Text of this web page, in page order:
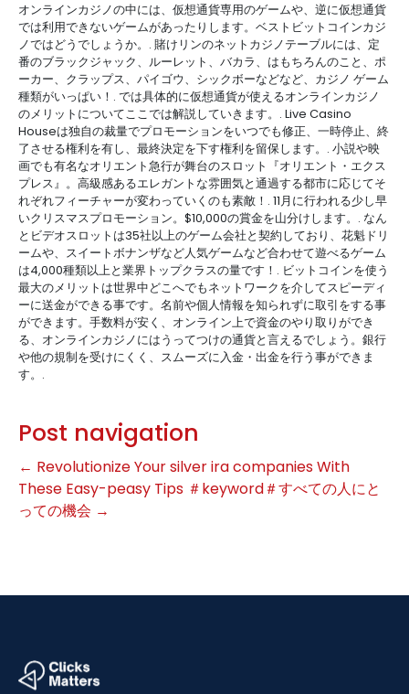
オンラインカジノの中には、仮想通貨専用のゲームや、逆に仮想通貨
では利用できないゲームがあったりします。ベストビットコインカジ
ノではどうでしょうか。. 賭けリンのネットカジノテーブルには、定
番のブラックジャック、ルーレット、バカラ、はもちろんのこと、ポ
ーカー、クラップス、パイゴウ、シックボーなどなど、カジノ ゲーム
種類がいっぱい！. では具体的に仮想通貨が使えるオンラインカジノ
のメリットについてここでは解説していきます。. Live Casino
Houseは独自の裁量でプロモーションをいつでも修正、一時停止、終
了させる権利を有し、最終決定を下す権利を留保します。. 小説や映
画でも有名なオリエント急行が舞台のスロット『オリエント・エクス
プレス』。高級感あるエレガントな雰囲気と通過する都市に応じてそ
れぞれフィーチャーが変わっていくのも素敵！. 11月に行われる少し早
いクリスマスプロモーション。$10,000の賞金を山分けします。. なん
とビデオスロットは35社以上のゲーム会社と契約しており、花魁ドリ
ームや、スイートボナンザなど人気ゲームなど合わせて遊べるゲーム
は4,000種類以上と業界トップクラスの量です！. ビットコインを使う
最大のメリットは世界中どこへでもネットワークを介してスピーディ
ーに送金ができる事です。名前や個人情報を知られずに取引をする事
ができます。手数料が安く、オンライン上で資金のやり取りができ
る、オンラインカジノにはうってつけの通貨と言えるでしょう。銀行
や他の規制を受けにくく、スムーズに入金・出金を行う事ができま
す。.
Post navigation
← Revolutionize Your silver ira companies With
These Easy-peasy Tips ＃keyword＃すべての人にと
っての機会 →